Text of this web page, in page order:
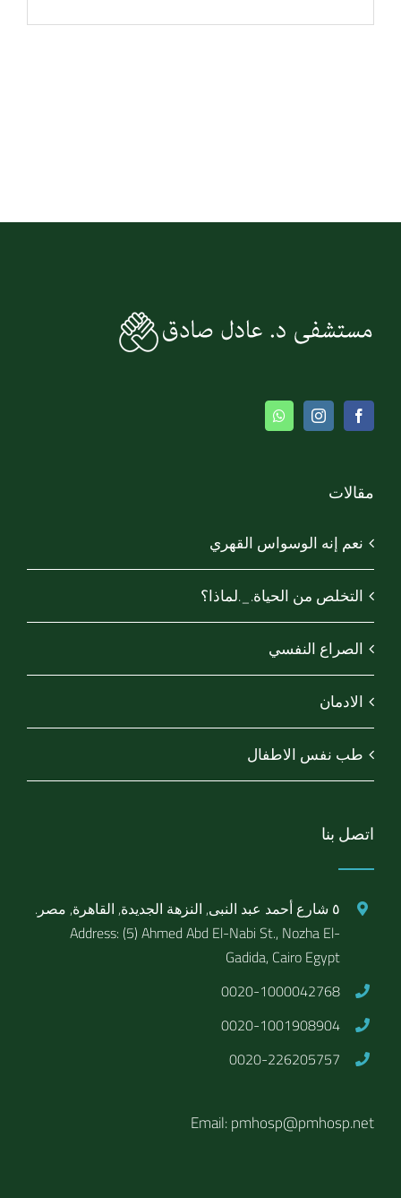
مقالات
نعم إنه الوسواس القهري
التخلص من الحياة._.لماذا؟
الصراع النفسي
الادمان
طب نفس الاطفال
اتصل بنا
٥ شارع أحمد عبد النبى, النزهة الجديدة, القاهرة, مصر.
Address: (5) Ahmed Abd El-Nabi St., Nozha El-
Gadida, Cairo Egypt
0020-1000042768
0020-1001908904
0020-226205757
Email: pmhosp@pmhosp.net